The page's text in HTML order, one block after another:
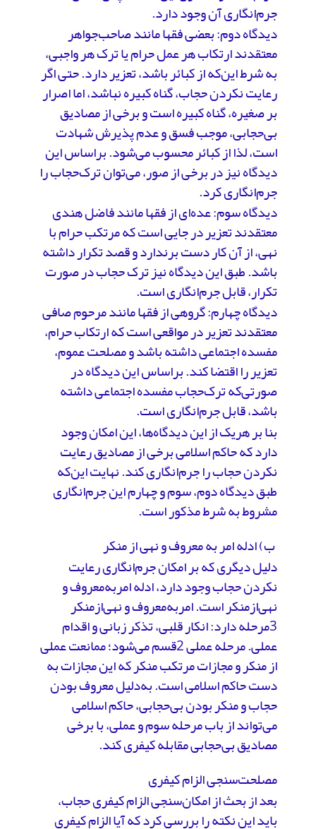
جرم‌انگاری آن وجود دارد.
دیدگاه دوم: بعضی فقها مانند صاحب‌جواهر
معتقدند ارتکاب هر عمل حرام یا ترک هر واجبی،
به شرط این‌که از کبائر باشد، تعزیر دارد. حتی اگر
رعایت نکردن حجاب، گناه کبیره نباشد، اما اصرار
بر صغیره، گناه کبیره است و برخی از مصادیق
بی‌حجابی، موجب فسق و عدم پذیرش شهادت
است، لذا از کبائر محسوب می‌شود. براساس این
دیدگاه نیز در برخی از صور، می‌توان ترک‌حجاب را
جرم‌انگاری کرد.
دیدگاه سوم: عده‌ای از فقها مانند فاضل هندی
معتقدند تعزیر در جایی است که مرتکب حرام با
نهی، از آن کار دست برندارد و قصد تکرار داشته
باشد. طبق این دیدگاه نیز ترک حجاب در صورت
تکرار، قابل جرم‌انگاری است.
دیدگاه چهارم: گروهی از فقها مانند مرحوم صافی
معتقدند تعزیر در مواقعی است که ارتکاب حرام،
مفسده اجتماعی داشته باشد و مصلحت عموم،
تعزیر را اقتضا کند. براساس این دیدگاه در
صورتی‌که ترک‌حجاب مفسده اجتماعی داشته
باشد، قابل جرم‌انگاری است.
بنا بر هریک از این دیدگاه‌ها، این امکان وجود
دارد که حاکم اسلامی برخی از مصادیق رعایت
‌نکردن حجاب را جرم‌انگاری کند. نهایت این‌که
طبق دیدگاه دوم، سوم و چهارم این جرم‌انگاری
مشروط به شرط مذکور است.
ب) ادله امر به معروف و نهی از منکر
دلیل دیگری که بر امکان جرم‌انگاری رعایت
نکردن حجاب وجود دارد، ادله امر‌به‌معروف و
نهی‌از‌منکر است. امر‌به‌معروف و نهی‌از‌منکر
3مرحله دارد: انکار قلبی، تذکر زبانی و اقدام
عملی. مرحله عملی 2قسم می‌شود؛ ممانعت عملی
از منکر و مجازات مرتکب منکر که این مجازات به
دست حاکم اسلامی است. به‌دلیل معروف ‌بودن
حجاب و منکر بودن بی‌حجابی، حاکم اسلامی
می‌تواند از باب مرحله سوم و عملی، با برخی
مصادیق بی‌حجابی مقابله کیفری کند.
مصلحت‌سنجی الزام کیفری
بعد از بحث از امکان‌سنجی الزام کیفری حجاب،
باید این نکته را بررسی کرد که آیا الزام کیفری